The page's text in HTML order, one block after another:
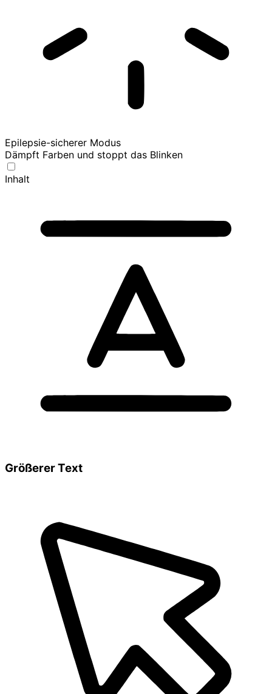
Epilepsie-sicherer Modus
Dämpft Farben und stoppt das Blinken
Inhalt
Größerer Text